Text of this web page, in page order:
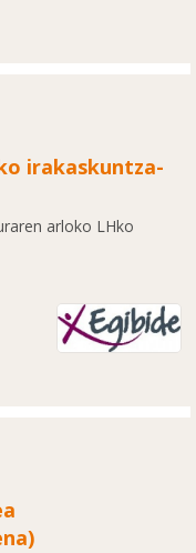
irakaskuntza-
arloko LHko